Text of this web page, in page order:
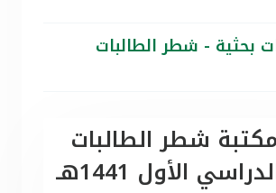
شطر الطالبات
الأول 1441هـ
بحثية - شطر الطالبات